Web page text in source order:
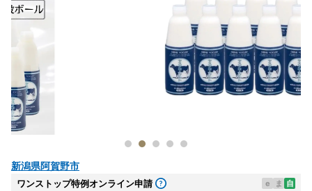
新潟県阿賀野市
ワンストップ特例オンライン申請 e ま 自